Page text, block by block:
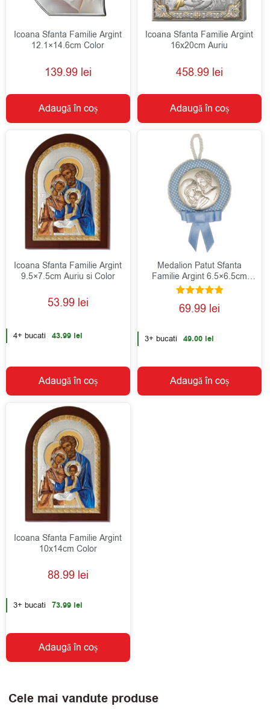
Icoana Sfanta Familie Argint
12.1×14.6cm Color
139.99 lei
Adaugă în coș
Icoana Sfanta Familie Argint
16x20cm Auriu
458.99 lei
Adaugă în coș
Icoana Sfanta Familie Argint
9.5×7.5cm Auriu si Color
53.99 lei
4+ bucati 43.99 lei
Adaugă în coș
Medalion Patut Sfanta
Familie Argint 6.5×6.5cm
Albastru
Evaluat la
5.00
69.99 lei
3+ bucati 49.00 lei
Adaugă în coș
Icoana Sfanta Familie Argint
10x14cm Color
88.99 lei
3+ bucati 73.99 lei
Adaugă în coș
Cele mai vandute produse